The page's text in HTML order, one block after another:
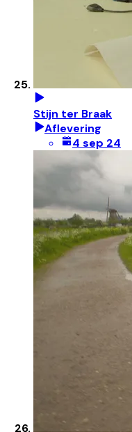
Stijn ter Braak
Aflevering
4 sep 24